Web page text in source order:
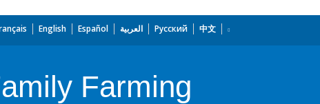
English Español العربية Русский 中文
Farming